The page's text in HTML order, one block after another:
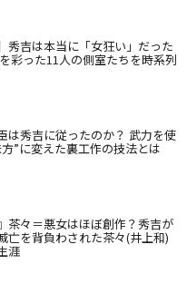
秀吉は本当に「女狂い」だった
彩った11人の側室たちを時系列
は秀吉に従ったのか？ 武力を使
”に変えた裏工作の技法とは
茶々＝悪女はほぼ創作？秀吉が
亡を背負わされた茶々(井上和)
涯